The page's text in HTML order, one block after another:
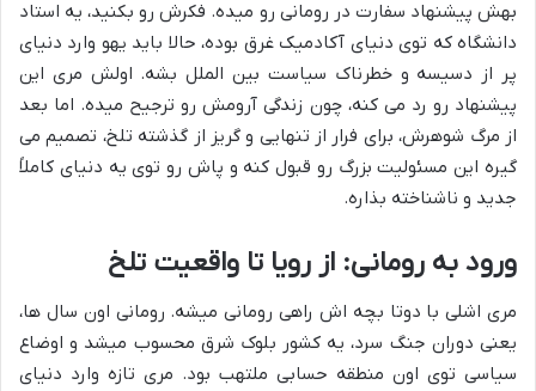
بهش پیشنهاد سفارت در رومانی رو میده. فکرش رو بکنید، یه استاد
دانشگاه که توی دنیای آکادمیک غرق بوده، حالا باید یهو وارد دنیای
پر از دسیسه و خطرناک سیاست بین الملل بشه. اولش مری این
پیشنهاد رو رد می کنه، چون زندگی آرومش رو ترجیح میده. اما بعد
از مرگ شوهرش، برای فرار از تنهایی و گریز از گذشته تلخ، تصمیم می
گیره این مسئولیت بزرگ رو قبول کنه و پاش رو توی یه دنیای کاملاً
جدید و ناشناخته بذاره.
ورود به رومانی: از رویا تا واقعیت تلخ
مری اشلی با دوتا بچه اش راهی رومانی میشه. رومانی اون سال ها،
یعنی دوران جنگ سرد، یه کشور بلوک شرق محسوب میشد و اوضاع
سیاسی توی اون منطقه حسابی ملتهب بود. مری تازه وارد دنیای